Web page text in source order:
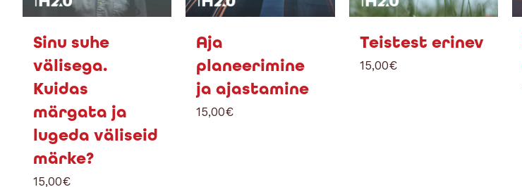
Sinu suhe
välisega.
Kuidas
märgata ja
lugeda väliseid
märke?
15,00€
Aja
planeerimine
ja ajastamine
15,00€
Teistest erinev
15,00€